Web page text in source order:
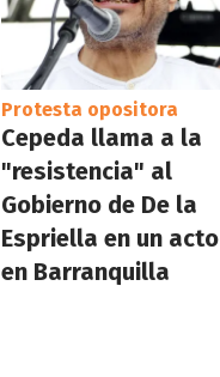
Protesta opositora
Cepeda llama a la
"resistencia" al
Gobierno de De la
Espriella en un acto
en Barranquilla